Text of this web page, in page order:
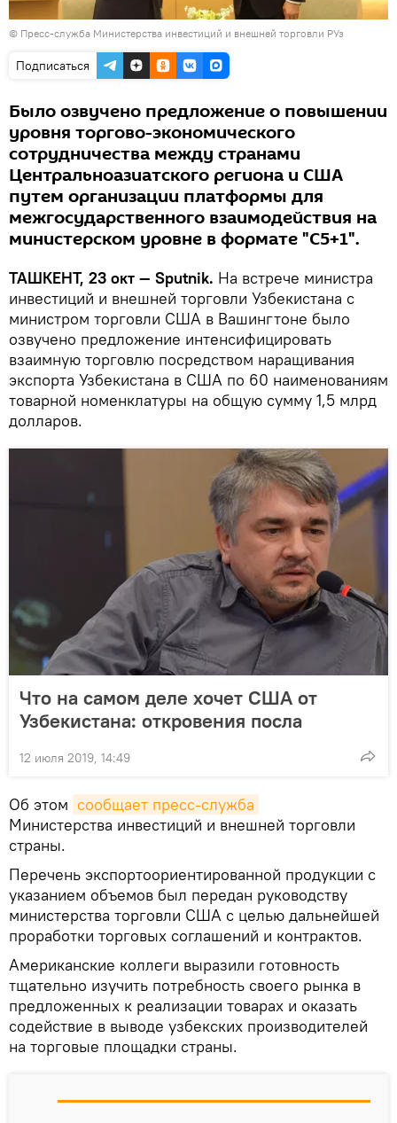
© Пресс-служба Министерства инвестиций и внешней торговли РУз
Подписаться
Было озвучено предложение о повышении
уровня торгово-экономического
сотрудничества между странами
Центральноазиатского региона и США
путем организации платформы для
межгосударственного взаимодействия на
министерском уровне в формате "C5+1".
ТАШКЕНТ, 23 окт — Sputnik. На встрече министра
инвестиций и внешней торговли Узбекистана с
министром торговли США в Вашингтоне было
озвучено предложение интенсифицировать
взаимную торговлю посредством наращивания
экспорта Узбекистана в США по 60 наименованиям
товарной номенклатуры на общую сумму 1,5 млрд
долларов.
Что на самом деле хочет США от
Узбекистана: откровения посла
12 июля 2019, 14:49
Об этом сообщает пресс-служба
Министерства инвестиций и внешней торговли
страны.
Перечень экспортоориентированной продукции с
указанием объемов был передан руководству
министерства торговли США с целью дальнейшей
проработки торговых соглашений и контрактов.
Американские коллеги выразили готовность
тщательно изучить потребность своего рынка в
предложенных к реализации товарах и оказать
содействие в выводе узбекских производителей
на торговые площадки страны.